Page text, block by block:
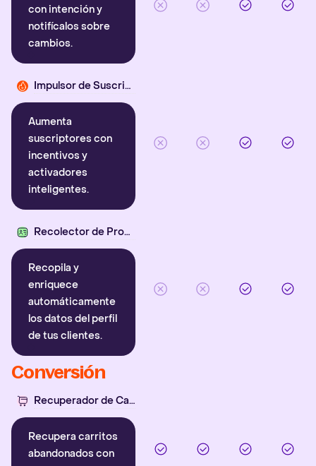
con intención y
notifícalos sobre
cambios.
Impulsor de Suscriptores
Aumenta
suscriptores con
incentivos y
activadores
inteligentes.
Recolector de Propiedades
Recopila y
enriquece
automáticamente
los datos del perfil
de tus clientes.
Conversión
Recuperador de Carritos
Recupera carritos
abandonados con